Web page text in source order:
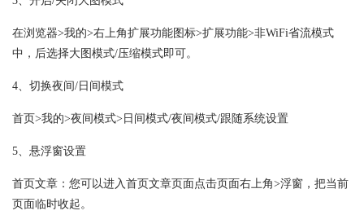
在浏览器>我的>右上角扩展功能图标>扩展功能>非WiFi省流模式
中，后选择大图模式/压缩模式即可。
4、切换夜间/日间模式
首页>我的>夜间模式>日间模式/夜间模式/跟随系统设置
5、悬浮窗设置
首页文章：您可以进入首页文章页面点击页面右上角>浮窗，把当前
页面临时收起。